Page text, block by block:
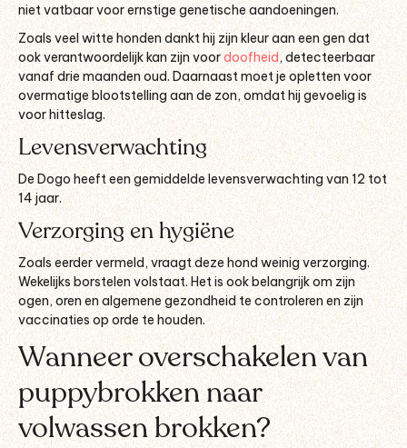
niet vatbaar voor ernstige genetische aandoeningen.
Zoals veel witte honden dankt hij zijn kleur aan een gen dat
ook verantwoordelijk kan zijn voordoofheid, detecteerbaar
vanaf drie maanden oud. Daarnaast moet je opletten voor
overmatige blootstelling aan de zon, omdat hij gevoelig is
voor hitteslag.
Levensverwachting
De Dogo heeft een gemiddelde levensverwachting van 12 tot
14 jaar.
Verzorging en hygiëne
Zoals eerder vermeld, vraagt deze hond weinig verzorging.
Wekelijks borstelen volstaat. Het is ook belangrijk om zijn
ogen, oren en algemene gezondheid te controleren en zijn
vaccinaties op orde te houden.
Wanneer overschakelen van
puppybrokken naar
volwassen brokken?